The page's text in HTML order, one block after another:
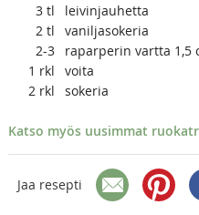
3 tl
leivinjauhetta
2 tl
vaniljasokeria
2-3
raparperin vartta 1,5
1 rkl
voita
2 rkl sokeria
Katso myös uusimmat
Jaa resepti